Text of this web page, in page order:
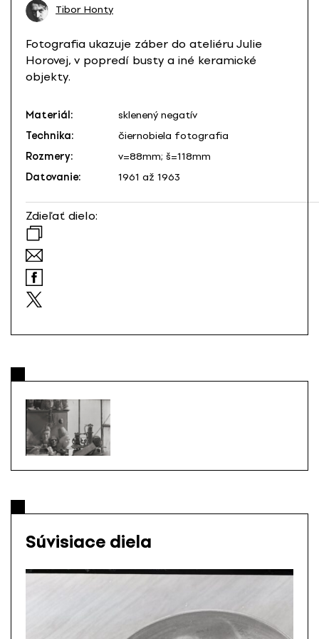
Tibor Honty
Fotografia ukazuje záber do ateliéru Julie
Horovej, v popredí busty a iné keramické
objekty.
Materiál:
sklenený negatív
Technika:
čiernobiela fotografia
Rozmery:
v=88mm; š=118mm
Datovanie:
1961 až 1963
Zdieľať dielo:
Súvisiace diela